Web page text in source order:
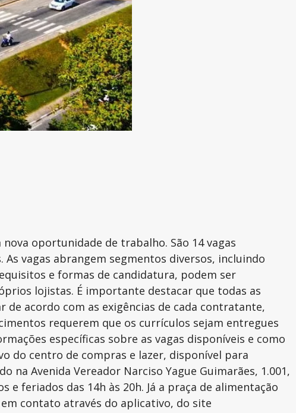
oportunidade de trabalho. São 14 vagas
vagas abrangem segmentos diversos, incluindo
e formas de candidatura, podem ser
lojistas. É importante destacar que todas as
acordo com as exigências de cada contratante,
requerem que os currículos sejam entregues
específicas sobre as vagas disponíveis e como
do centro de compras e lazer, disponível para
na Avenida Vereador Narciso Yague Guimarães, 1.001,
e feriados das 14h às 20h. Já a praça de alimentação
contato através do aplicativo, do site